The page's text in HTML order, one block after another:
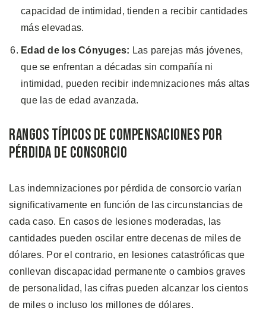
capacidad de intimidad, tienden a recibir cantidades
más elevadas.
Edad de los Cónyuges: Las parejas más jóvenes,
que se enfrentan a décadas sin compañía ni
intimidad, pueden recibir indemnizaciones más altas
que las de edad avanzada.
Rangos Típicos de Compensaciones Por
Pérdida de Consorcio
Las indemnizaciones por pérdida de consorcio varían
significativamente en función de las circunstancias de
cada caso. En casos de lesiones moderadas, las
cantidades pueden oscilar entre decenas de miles de
dólares. Por el contrario, en lesiones catastróficas que
conllevan discapacidad permanente o cambios graves
de personalidad, las cifras pueden alcanzar los cientos
de miles o incluso los millones de dólares.